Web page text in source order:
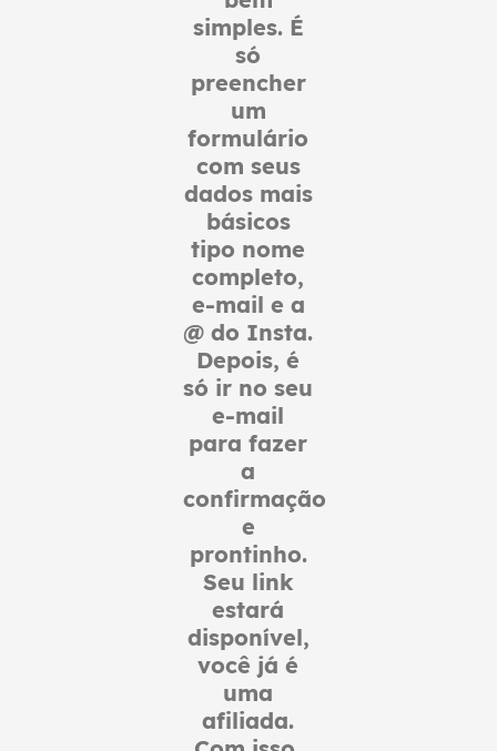
simples. É
só
preencher
um
formulário
com seus
dados mais
básicos
tipo nome
completo,
e-mail e a
@ do Insta.
Depois, é
só ir no seu
e-mail
para fazer
a
confirmação
e
prontinho.
Seu link
estará
disponível,
você já é
uma
afiliada.